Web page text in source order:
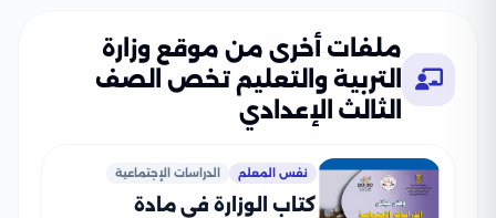
ملفات أخرى من موقع وزارة
التربية والتعليم تخص الصف
الثالث الإعدادي
نفس المعلم الدراسات الإجتماعية
كتاب الوزارة في مادة